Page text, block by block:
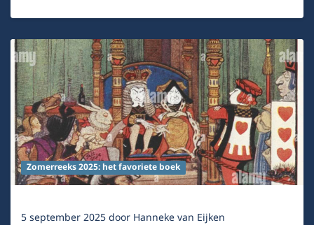
Zomerreeks 2025: het favoriete boek
5 september 2025door Hanneke van Eijken